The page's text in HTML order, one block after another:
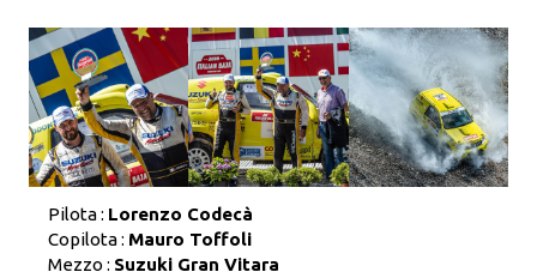
Pilota : Lorenzo Codecà
Copilota : Mauro Toffoli
Mezzo : Suzuki Gran Vitara